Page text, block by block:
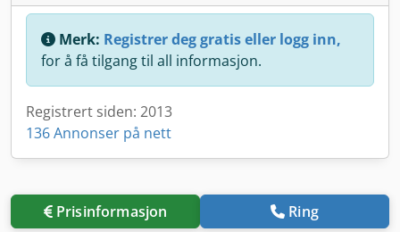
Merk: Registrer deg gratis eller logg inn,
for å få tilgang til all informasjon.
Registrert siden: 2013
136 Annonser på nett
Prisinformasjon Ring